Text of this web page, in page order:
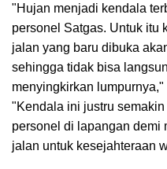
"Hujan menjadi kendala
personel Satgas. Untuk itu
jalan yang baru dibuka
sehingga tidak bisa
menyingkirkan
"Kendala ini justru
personel di lapangan demi
jalan untuk kesejahteraan